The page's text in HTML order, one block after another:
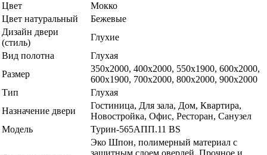
Цвет
Мокко
Цвет натуральный
Бежевые
Дизайн двери
(стиль)
Глухие
Вид полотна
Глухая
Размер
350х2000, 400х2000, 550х1900, 600x2000,
600х1900, 700x2000, 800x2000, 900x2000
Тип
Глухая
Назначение двери
Гостиница, Для зала, Дом, Квартира,
Новостройка, Офис, Ресторан, Санузел
Модель
Турин-565АПП.11 BS
Эко Шпон, полимерный материал с